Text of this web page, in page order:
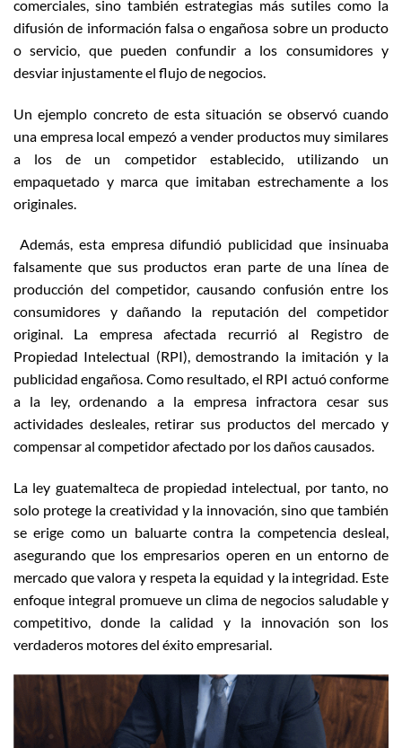
comerciales, sino también estrategias más sutiles como la
difusión de información falsa o engañosa sobre un producto
o servicio, que pueden confundir a los consumidores y
desviar injustamente el flujo de negocios.
Un ejemplo concreto de esta situación se observó cuando
una empresa local empezó a vender productos muy similares
a los de un competidor establecido, utilizando un
empaquetado y marca que imitaban estrechamente a los
originales.
Además, esta empresa difundió publicidad que insinuaba
falsamente que sus productos eran parte de una línea de
producción del competidor, causando confusión entre los
consumidores y dañando la reputación del competidor
original. La empresa afectada recurrió al Registro de
Propiedad Intelectual (RPI), demostrando la imitación y la
publicidad engañosa. Como resultado, el RPI actuó conforme
a la ley, ordenando a la empresa infractora cesar sus
actividades desleales, retirar sus productos del mercado y
compensar al competidor afectado por los daños causados.
La ley guatemalteca de propiedad intelectual, por tanto, no
solo protege la creatividad y la innovación, sino que también
se erige como un baluarte contra la competencia desleal,
asegurando que los empresarios operen en un entorno de
mercado que valora y respeta la equidad y la integridad. Este
enfoque integral promueve un clima de negocios saludable y
competitivo, donde la calidad y la innovación son los
verdaderos motores del éxito empresarial.